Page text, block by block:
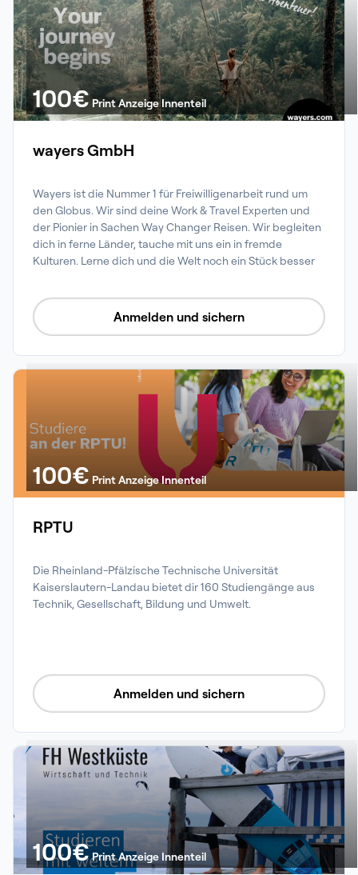
100€ Print Anzeige Innenteil
wayers GmbH
Wayers ist die Nummer 1 für Freiwilligenarbeit rund um
den Globus. Wir sind deine Work & Travel Experten und
der Pionier in Sachen Way Changer Reisen. Wir begleiten
dich in ferne Länder, tauche mit uns ein in fremde
Kulturen. Lerne dich und die Welt noch ein Stück besser
Anmelden und sichern
100€ Print Anzeige Innenteil
RPTU
Die Rheinland-Pfälzische Technische Universität
Kaiserslautern-Landau bietet dir 160 Studiengänge aus
Technik, Gesellschaft, Bildung und Umwelt.
Anmelden und sichern
100€Print Anzeige Innenteil